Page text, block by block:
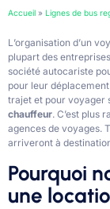
Accueil » Lignes de bus
L’organisation d’un
plupart des
société autocariste
pour leur
trajet et pour voyager
chauffeur. C’est plus
agences de voyages.
arriveront à
Pourquoi
une